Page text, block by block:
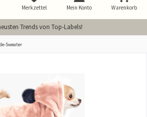
Trends von Top-Labels!
Warenkorb
Merkzettel Mein Konto
Sweater